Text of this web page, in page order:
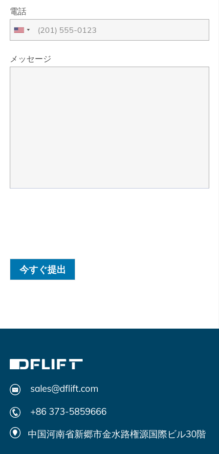
電話
メッセージ
今すぐ提出
sales@dflift.com
+86 373-5859666
中国河南省新郷市金水路権源国際ビル30階